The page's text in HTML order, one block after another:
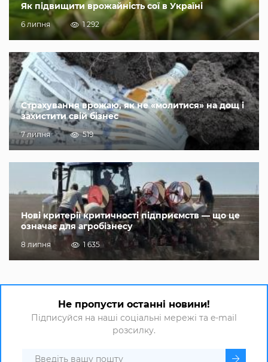
Як підвищити врожайність сої в Україні
6 липня 1 292
Страхування врожаю, як не «молитися» на дощ і
захистити свій бізнес
7 липня 519
Нові критерії критичності підприємств — що це
означає для агробізнесу
8 липня 1 635
Не пропусти останні новини!
Підписуйся на наші соціальні мережі та e-mail
розсилку.